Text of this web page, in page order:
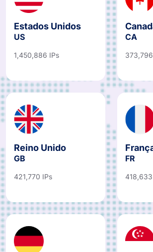
Estados Unidos
US
Canadá
CA
Reino Unido
GB FR